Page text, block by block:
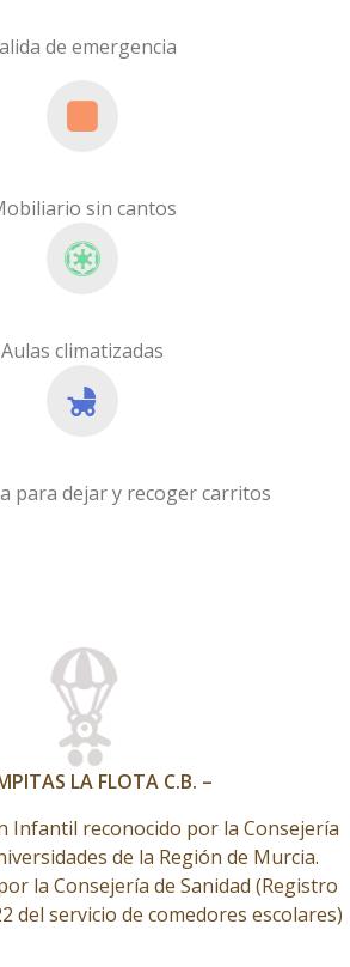
de emergencia
sin cantos
Aulas climatizadas
para dejar y recoger carritos
LA FLOTA C.B. –
Infantil reconocido por la Consejería
de la Región de Murcia.
la Consejería de Sanidad (Registro
del servicio de comedores escolares)